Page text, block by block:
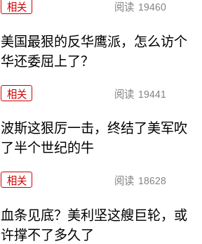
相关 阅读 19460
美国最狠的反华鹰派，怎么访个
华还委屈上了？
相关 阅读 19441
波斯这狠厉一击，终结了美军吹
了半个世纪的牛
相关 阅读 18628
血条见底？美利坚这艘巨轮，或
许撑不了多久了